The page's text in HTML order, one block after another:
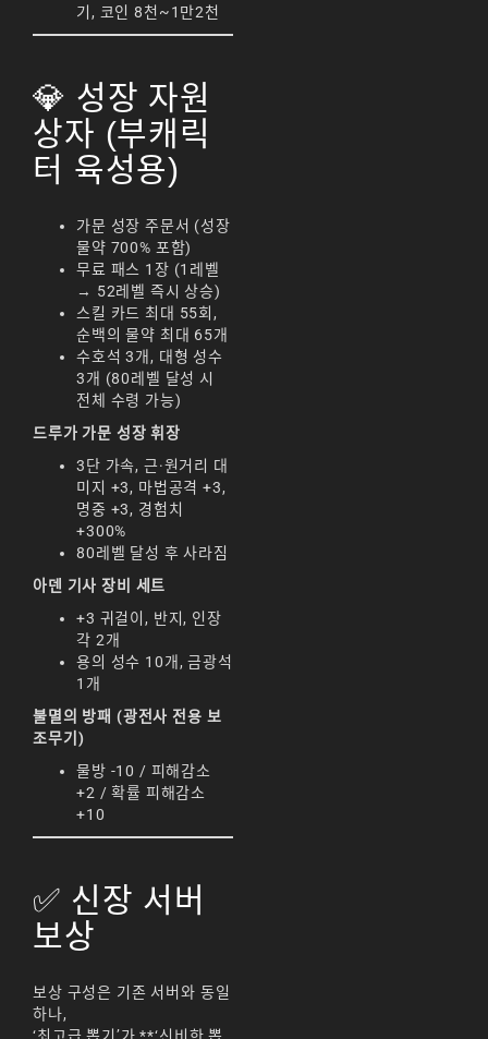
기, 코인 8천~1만2천
💎 성장 자원
상자 (부캐릭
터 육성용)
가문 성장 주문서 (성장
물약 700% 포함)
무료 패스 1장 (1레벨
→ 52레벨 즉시 상승)
스킬 카드 최대 55회,
순백의 물약 최대 65개
수호석 3개, 대형 성수
3개 (80레벨 달성 시
전체 수령 가능)
드루가 가문 성장 휘장
3단 가속, 근·원거리 대
미지 +3, 마법공격 +3,
명중 +3, 경험치
+300%
80레벨 달성 후 사라짐
아덴 기사 장비 세트
+3 귀걸이, 반지, 인장
각 2개
용의 성수 10개, 금광석
1개
불멸의 방패 (광전사 전용 보
조무기)
물방 -10 / 피해감소
+2 / 확률 피해감소
+10
✅ 신장 서버
보상
보상 구성은 기존 서버와 동일
하나,